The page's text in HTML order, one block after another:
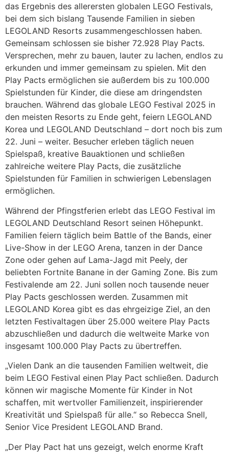
das Ergebnis des allerersten globalen LEGO Festivals,
bei dem sich bislang Tausende Familien in sieben
LEGOLAND Resorts zusammengeschlossen haben.
Gemeinsam schlossen sie bisher 72.928 Play Pacts.
Versprechen, mehr zu bauen, lauter zu lachen, endlos zu
erkunden und immer gemeinsam zu spielen. Mit den
Play Pacts ermöglichen sie außerdem bis zu 100.000
Spielstunden für Kinder, die diese am dringendsten
brauchen. Während das globale LEGO Festival 2025 in
den meisten Resorts zu Ende geht, feiern LEGOLAND
Korea und LEGOLAND Deutschland – dort noch bis zum
22. Juni – weiter. Besucher erleben täglich neuen
Spielspaß, kreative Bauaktionen und schließen
zahlreiche weitere Play Pacts, die zusätzliche
Spielstunden für Familien in schwierigen Lebenslagen
ermöglichen.
Während der Pfingstferien erlebt das LEGO Festival im
LEGOLAND Deutschland Resort seinen Höhepunkt.
Familien feiern täglich beim Battle of the Bands, einer
Live-Show in der LEGO Arena, tanzen in der Dance
Zone oder gehen auf Lama-Jagd mit Peely, der
beliebten Fortnite Banane in der Gaming Zone. Bis zum
Festivalende am 22. Juni sollen noch tausende neuer
Play Pacts geschlossen werden. Zusammen mit
LEGOLAND Korea gibt es das ehrgeizige Ziel, an den
letzten Festivaltagen über 25.000 weitere Play Pacts
abzuschließen und dadurch die weltweite Marke von
insgesamt 100.000 Play Pacts zu übertreffen.
„Vielen Dank an die tausenden Familien weltweit, die
beim LEGO Festival einen Play Pact schließen. Dadurch
können wir magische Momente für Kinder in Not
schaffen, mit wertvoller Familienzeit, inspirierender
Kreativität und Spielspaß für alle.“ so Rebecca Snell,
Senior Vice President LEGOLAND Brand.
„Der Play Pact hat uns gezeigt, welch enorme Kraft